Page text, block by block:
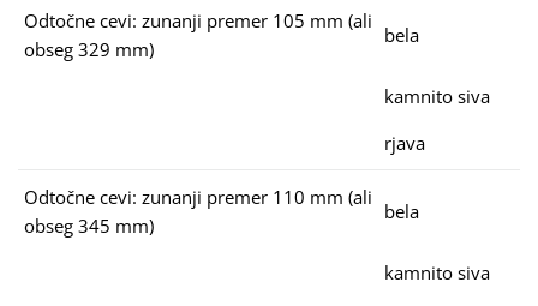
Odtočne cevi: zunanji premer 105 mm (ali
obseg 329 mm)
bela
kamnito siva
rjava
Odtočne cevi: zunanji premer 110 mm (ali
obseg 345 mm)
bela
kamnito siva